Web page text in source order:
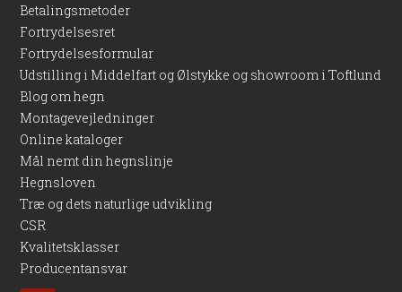
Betalingsmetoder
Fortrydelsesret
Fortrydelsesformular
Udstilling i Middelfart og Ølstykke og showroom i Toftlund
Blog om hegn
Montagevejledninger
Online kataloger
Mål nemt din hegnslinje
Hegnsloven
Træ og dets naturlige udvikling
CSR
Kvalitetsklasser
Producentansvar